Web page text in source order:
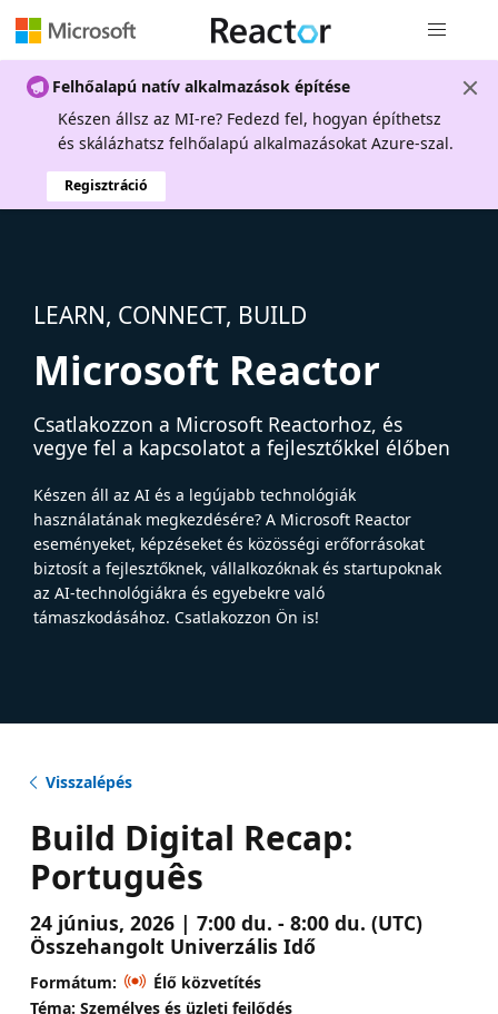
Felhőalapú natív alkalmazások építése
Készen állsz az MI-re? Fedezd fel, hogyan építhetsz
és skálázhatsz felhőalapú alkalmazásokat Azure-szal.
Regisztráció
LEARN, CONNECT, BUILD
Microsoft Reactor
Csatlakozzon a Microsoft Reactorhoz, és
vegye fel a kapcsolatot a fejlesztőkkel élőben
Készen áll az AI és a legújabb technológiák
használatának megkezdésére? A Microsoft Reactor
eseményeket, képzéseket és közösségi erőforrásokat
biztosít a fejlesztőknek, vállalkozóknak és startupoknak
az AI-technológiákra és egyebekre való
támaszkodásához. Csatlakozzon Ön is!
Visszalépés
Build Digital Recap:
Português
24 június, 2026 | 7:00 du. - 8:00 du. (UTC)
Összehangolt Univerzális Idő
Formátum:
Élő közvetítés
Téma: Személyes és üzleti fejlődés